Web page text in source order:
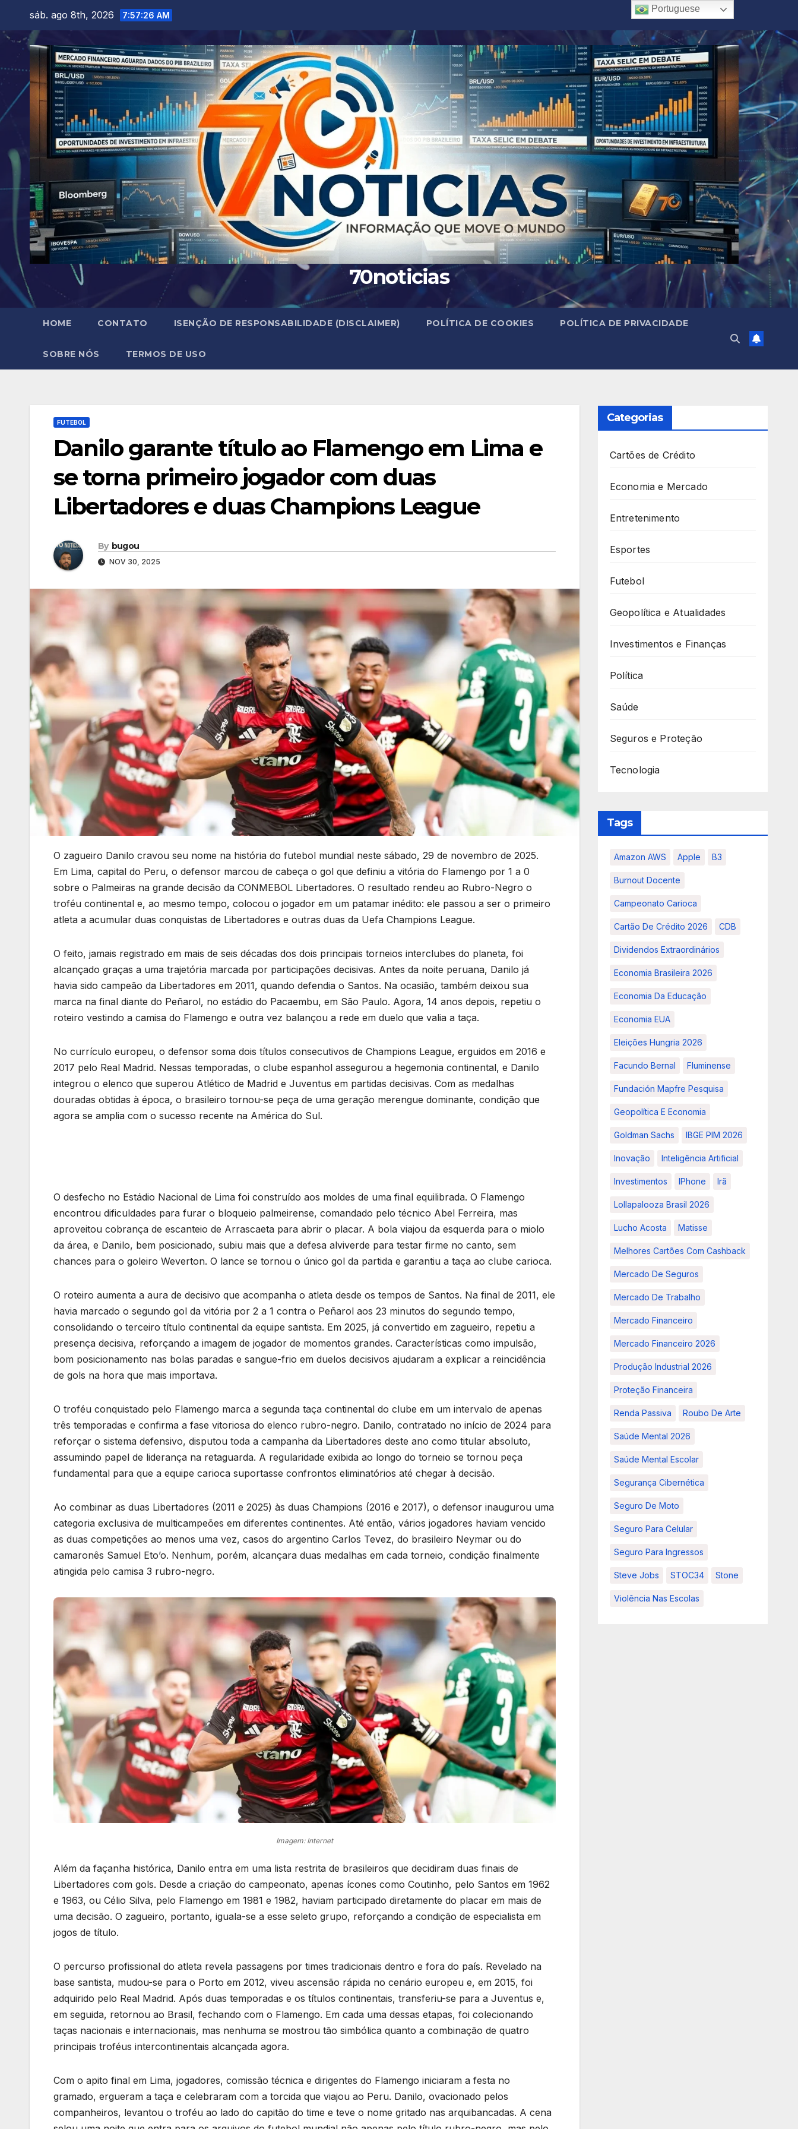
content
sáb. ago 8th, 2026 7:57:27 AM
70noticias
HOME CONTATO ISENÇÃO DE RESPONSABILIDADE (DISCLAIMER) POLÍTICA DE COOKIES POLÍTICA DE PRIVACIDADE
SOBRE NÓS TERMOS DE USO
FUTEBOL
Danilo garante título ao Flamengo em Lima e
se torna primeiro jogador com duas
Libertadores e duas Champions League
By bugou
NOV 30, 2025
O zagueiro Danilo cravou seu nome na história do futebol mundial neste sábado, 29 de novembro de 2025.
Em Lima, capital do Peru, o defensor marcou de cabeça o gol que definiu a vitória do Flamengo por 1 a 0
sobre o Palmeiras na grande decisão da CONMEBOL Libertadores. O resultado rendeu ao Rubro-Negro o
troféu continental e, ao mesmo tempo, colocou o jogador em um patamar inédito: ele passou a ser o primeiro
atleta a acumular duas conquistas de Libertadores e outras duas da Uefa Champions League.
O feito, jamais registrado em mais de seis décadas dos dois principais torneios interclubes do planeta, foi
alcançado graças a uma trajetória marcada por participações decisivas. Antes da noite peruana, Danilo já
havia sido campeão da Libertadores em 2011, quando defendia o Santos. Na ocasião, também deixou sua
marca na final diante do Peñarol, no estádio do Pacaembu, em São Paulo. Agora, 14 anos depois, repetiu o
roteiro vestindo a camisa do Flamengo e outra vez balançou a rede em duelo que valia a taça.
No currículo europeu, o defensor soma dois títulos consecutivos de Champions League, erguidos em 2016 e
2017 pelo Real Madrid. Nessas temporadas, o clube espanhol assegurou a hegemonia continental, e Danilo
integrou o elenco que superou Atlético de Madrid e Juventus em partidas decisivas. Com as medalhas
douradas obtidas à época, o brasileiro tornou-se peça de uma geração merengue dominante, condição que
agora se amplia com o sucesso recente na América do Sul.
O desfecho no Estádio Nacional de Lima foi construído aos moldes de uma final equilibrada. O Flamengo
encontrou dificuldades para furar o bloqueio palmeirense, comandado pelo técnico Abel Ferreira, mas
aproveitou cobrança de escanteio de Arrascaeta para abrir o placar. A bola viajou da esquerda para o miolo
da área, e Danilo, bem posicionado, subiu mais que a defesa alviverde para testar firme no canto, sem
chances para o goleiro Weverton. O lance se tornou o único gol da partida e garantiu a taça ao clube carioca.
O roteiro aumenta a aura de decisivo que acompanha o atleta desde os tempos de Santos. Na final de 2011, ele
havia marcado o segundo gol da vitória por 2 a 1 contra o Peñarol aos 23 minutos do segundo tempo,
consolidando o terceiro título continental da equipe santista. Em 2025, já convertido em zagueiro, repetiu a
presença decisiva, reforçando a imagem de jogador de momentos grandes. Características como impulsão,
bom posicionamento nas bolas paradas e sangue-frio em duelos decisivos ajudaram a explicar a reincidência
de gols na hora que mais importava.
O troféu conquistado pelo Flamengo marca a segunda taça continental do clube em um intervalo de apenas
três temporadas e confirma a fase vitoriosa do elenco rubro-negro. Danilo, contratado no início de 2024 para
reforçar o sistema defensivo, disputou toda a campanha da Libertadores deste ano como titular absoluto,
assumindo papel de liderança na retaguarda. A regularidade exibida ao longo do torneio se tornou peça
fundamental para que a equipe carioca suportasse confrontos eliminatórios até chegar à decisão.
Ao combinar as duas Libertadores (2011 e 2025) às duas Champions (2016 e 2017), o defensor inaugurou uma
categoria exclusiva de multicampeões em diferentes continentes. Até então, vários jogadores haviam vencido
as duas competições ao menos uma vez, casos do argentino Carlos Tevez, do brasileiro Neymar ou do
camaronês Samuel Eto’o. Nenhum, porém, alcançara duas medalhas em cada torneio, condição finalmente
atingida pelo camisa 3 rubro-negro.
Imagem: Internet
Além da façanha histórica, Danilo entra em uma lista restrita de brasileiros que decidiram duas finais de
Libertadores com gols. Desde a criação do campeonato, apenas ícones como Coutinho, pelo Santos em 1962
e 1963, ou Célio Silva, pelo Flamengo em 1981 e 1982, haviam participado diretamente do placar em mais de
uma decisão. O zagueiro, portanto, iguala-se a esse seleto grupo, reforçando a condição de especialista em
jogos de título.
O percurso profissional do atleta revela passagens por times tradicionais dentro e fora do país. Revelado na
base santista, mudou-se para o Porto em 2012, viveu ascensão rápida no cenário europeu e, em 2015, foi
adquirido pelo Real Madrid. Após duas temporadas e os títulos continentais, transferiu-se para a Juventus e,
em seguida, retornou ao Brasil, fechando com o Flamengo. Em cada uma dessas etapas, foi colecionando
taças nacionais e internacionais, mas nenhuma se mostrou tão simbólica quanto a combinação de quatro
principais troféus intercontinentais alcançada agora.
Com o apito final em Lima, jogadores, comissão técnica e dirigentes do Flamengo iniciaram a festa no
gramado, ergueram a taça e celebraram com a torcida que viajou ao Peru. Danilo, ovacionado pelos
companheiros, levantou o troféu ao lado do capitão do time e teve o nome gritado nas arquibancadas. A cena
Categorias
Cartões de Crédito
Economia e Mercado
Entretenimento
Esportes
Futebol
Geopolítica e Atualidades
Investimentos e Finanças
Política
Saúde
Seguros e Proteção
Tecnologia
Tags
Amazon AWS Apple B3
Burnout Docente
Campeonato Carioca
Cartão De Crédito 2026 CDB
Dividendos Extraordinários
Economia Brasileira 2026
Economia Da Educação
Economia EUA
Eleições Hungria 2026
Facundo Bernal Fluminense
Fundación Mapfre Pesquisa
Geopolítica E Economia
Goldman Sachs IBGE PIM 2026
Inovação Inteligência Artificial
Investimentos IPhone Irã
Lollapalooza Brasil 2026
Lucho Acosta Matisse
Melhores Cartões Com Cashback
Mercado De Seguros
Mercado De Trabalho
Mercado Financeiro
Mercado Financeiro 2026
Produção Industrial 2026
Proteção Financeira
Renda Passiva Roubo De Arte
Saúde Mental 2026
Saúde Mental Escolar
Segurança Cibernética
Seguro De Moto
Seguro Para Celular
Seguro Para Ingressos
Steve Jobs STOC34 Stone
Violência Nas Escolas
Portuguese